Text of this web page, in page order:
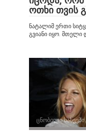
ოთხი თვის
ნატალიმ ერთი
გვიანი იყო. მთელი
ცნობილი სახეები